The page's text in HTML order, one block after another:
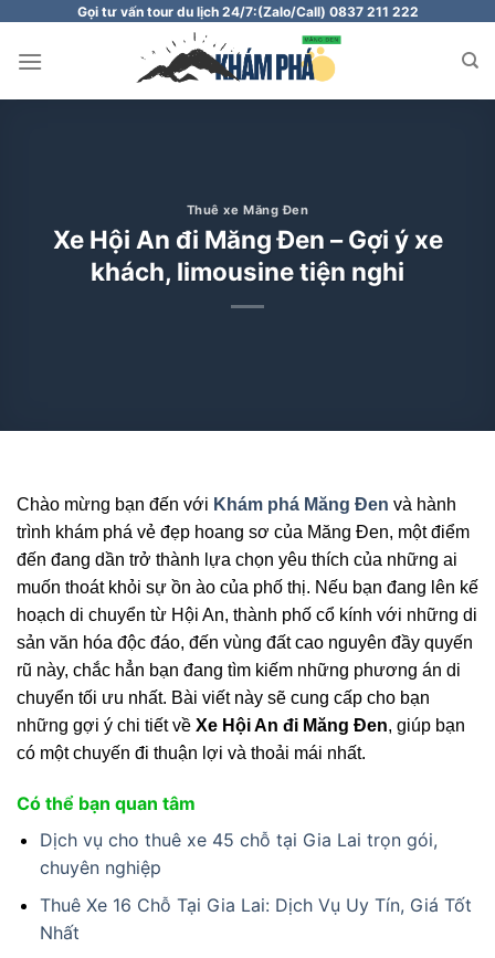
nội
dung
Gọi tư vấn tour du lịch 24/7:(Zalo/Call) 0837 211 222
Thuê xe Măng Đen
Xe Hội An đi Măng Đen – Gợi ý xe
khách, limousine tiện nghi
Chào mừng bạn đến với Khám phá Măng Đen và hành
trình khám phá vẻ đẹp hoang sơ của Măng Đen, một điểm
đến đang dần trở thành lựa chọn yêu thích của những ai
muốn thoát khỏi sự ồn ào của phố thị. Nếu bạn đang lên kế
hoạch di chuyển từ Hội An, thành phố cổ kính với những di
sản văn hóa độc đáo, đến vùng đất cao nguyên đầy quyến
rũ này, chắc hẳn bạn đang tìm kiếm những phương án di
chuyển tối ưu nhất. Bài viết này sẽ cung cấp cho bạn
những gợi ý chi tiết về Xe Hội An đi Măng Đen, giúp bạn
có một chuyến đi thuận lợi và thoải mái nhất.
Có thể bạn quan tâm
Dịch vụ cho thuê xe 45 chỗ tại Gia Lai trọn gói,
chuyên nghiệp
Thuê Xe 16 Chỗ Tại Gia Lai: Dịch Vụ Uy Tín, Giá Tốt
Nhất